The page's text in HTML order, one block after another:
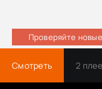
Проверяйте
Смотреть 2